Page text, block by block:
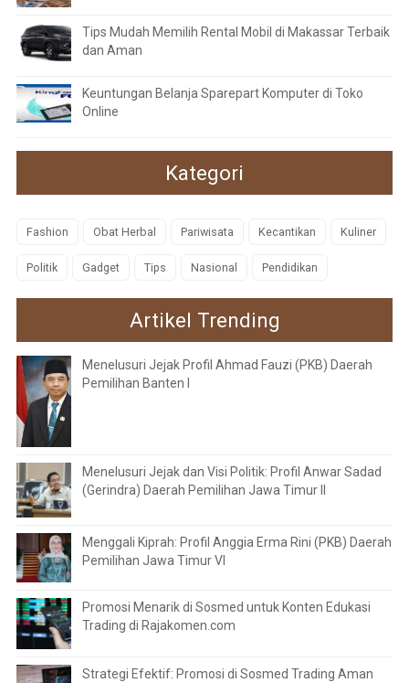
Tips Mudah Memilih Rental Mobil di Makassar Terbaik
dan Aman
Keuntungan Belanja Sparepart Komputer di Toko
Online
Kategori
Fashion Obat Herbal Pariwisata Kecantikan Kuliner
Politik Gadget Tips Nasional Pendidikan
Artikel Trending
Menelusuri Jejak Profil Ahmad Fauzi (PKB) Daerah
Pemilihan Banten I
Menelusuri Jejak dan Visi Politik: Profil Anwar Sadad
(Gerindra) Daerah Pemilihan Jawa Timur II
Menggali Kiprah: Profil Anggia Erma Rini (PKB) Daerah
Pemilihan Jawa Timur VI
Promosi Menarik di Sosmed untuk Konten Edukasi
Trading di Rajakomen.com
Strategi Efektif: Promosi di Sosmed Trading Aman